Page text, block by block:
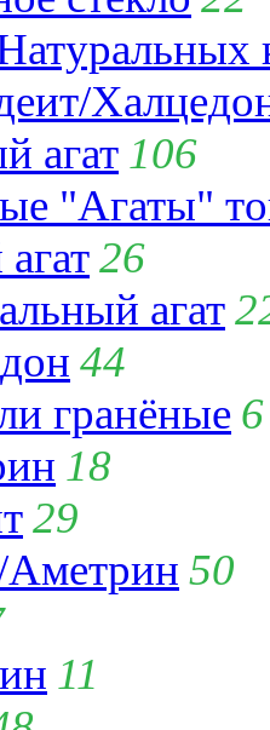
агат 106
"Агаты"
26
агат
44
гранёные 6
18
29
50
11